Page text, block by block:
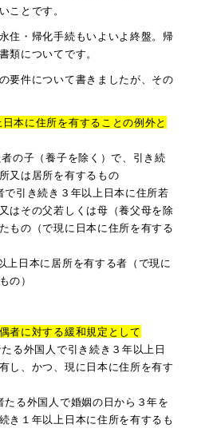
ことです。
住・帰化手続もいよいよ終盤。帰
類についてです。
要件について書きましたが、その
本に住所を有することの例外と
の子（養子を除く）で、引き続
又は居所を有するもの
で引き続き３年以上日本に住所若
はその父若しくは母（養父母を除
もの（で現に日本に住所を有する
上日本に居所を有する者（で現に
の）
者に対する緩和規定として
る外国人で引き続き３年以上日
し、かつ、現に日本に住所を有す
たる外国人で婚姻の日から３年を
き１年以上日本に住所を有するも